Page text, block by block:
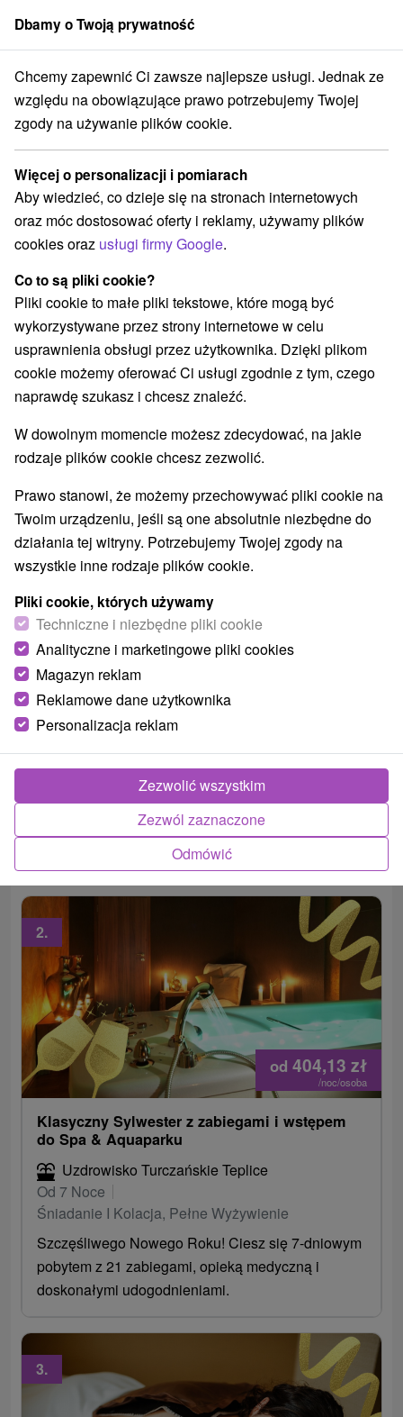
członek grupySorger
Słowacji Stredné Slovensko Žilinský kraj Turčianske Teplice
Specjalne oferty na Słowacji
Turčianske Teplice
Kategorie
Wszystkie kategorie
Pobyty z rabatem
Wellness pobyty(12)
Romantyczne wypady(1) Pobyty dla seniorów(4)
Wakacje rodzinne(7)
Wybierz lokalizację lub datę
Najlepiej sprzedające
1.
Pobyt medyczny wellness z zabiegami spa
gwarantuje relaks i odprężenie całego ciała
Uzdrowisko Turczańskie Teplice
Od 2 Noce
Śniadanie I Kolacja
Skorzystaj z elastycznego pakietu relaksacyjnego z
masażami Zeus, termoterapią, tlenoterapią i
bezpłatnym dostępem do basenu olimpijskiego
od 404,13 zł
/noc/osoba
2.
Klasyczny Sylwester z zabiegami i wstępem
do Spa & Aquaparku
Uzdrowisko Turczańskie Teplice
Od 7 Noce
Śniadanie I Kolacja, Pełne Wyżywienie
Szczęśliwego Nowego Roku! Ciesz się 7-dniowym
pobytem z 21 zabiegami, opieką medyczną i
doskonałymi udogodnieniami.
3.
Dbamy o Twoją prywatność
Chcemy zapewnić Ci zawsze najlepsze usługi. Jednak ze
względu na obowiązujące prawo potrzebujemy Twojej
zgody na używanie plików cookie.
Więcej o personalizacji i pomiarach
Aby wiedzieć, co dzieje się na stronach internetowych
oraz móc dostosować oferty i reklamy, używamy plików
cookies oraz usługi firmy Google.
Co to są pliki cookie?
Pliki cookie to małe pliki tekstowe, które mogą być
wykorzystywane przez strony internetowe w celu
usprawnienia obsługi przez użytkownika. Dzięki plikom
cookie możemy oferować Ci usługi zgodnie z tym, czego
naprawdę szukasz i chcesz znaleźć.
W dowolnym momencie możesz zdecydować, na jakie
rodzaje plików cookie chcesz zezwolić.
Prawo stanowi, że możemy przechowywać pliki cookie na
Twoim urządzeniu, jeśli są one absolutnie niezbędne do
działania tej witryny. Potrzebujemy Twojej zgody na
wszystkie inne rodzaje plików cookie.
Pliki cookie, których używamy
Techniczne i niezbędne pliki cookie
Analityczne i marketingowe pliki cookies
Magazyn reklam
Reklamowe dane użytkownika
Personalizacja reklam
Odmówić
Zezwól zaznaczone
Zezwolić wszystkim